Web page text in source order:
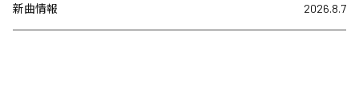
新曲情報 2026.8.7